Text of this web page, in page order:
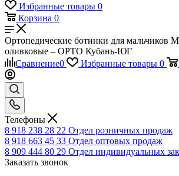
Избранные товары 0
Корзина 0
Ортопедические ботинки для мальчиков
оливковые – ОРТО Кубань-ЮГ
Сравнение0 Избранные товары 0
Телефоны
8 918 238 28 22 Отдел розничных продаж
8 918 663 45 33 Отдел оптовых продаж
8 909 444 80 29 Отдел индивидуальных
Заказать звонок